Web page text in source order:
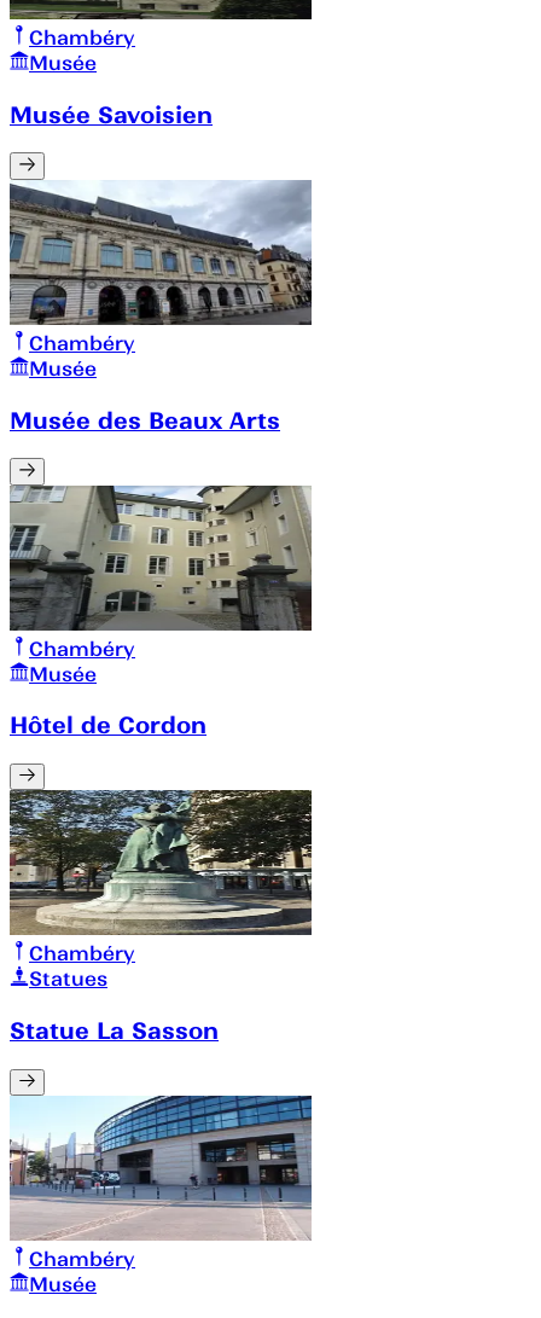
Chambéry
Musée
Musée Savoisien
Chambéry
Musée
Musée des Beaux Arts
Chambéry
Musée
Hôtel de Cordon
Chambéry
Statues
Statue La Sasson
Chambéry
Musée